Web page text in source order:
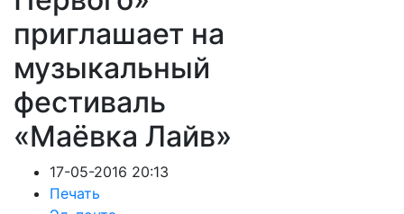
приглашает на
музыкальный
фестиваль
«Маёвка Лайв»
17-05-2016 20:13
Печать